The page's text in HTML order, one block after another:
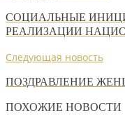
СОЦИАЛЬНЫЕ
РЕАЛИЗАЦИИ
Следующая новость
ПОЗДРАВЛЕНИЕ
ПОХОЖИЕ НОВОСТИ